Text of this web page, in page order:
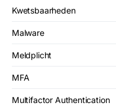
Kwetsbaarheden
Malware
Meldplicht
MFA
Multifactor Authentication